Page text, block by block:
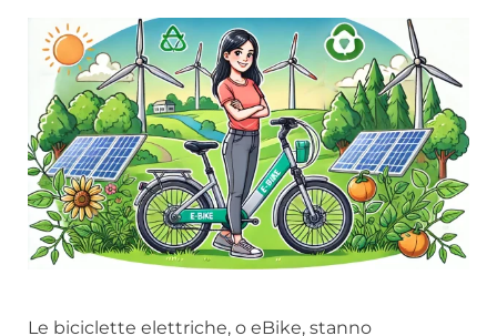
Le biciclette elettriche, o eBike, stanno